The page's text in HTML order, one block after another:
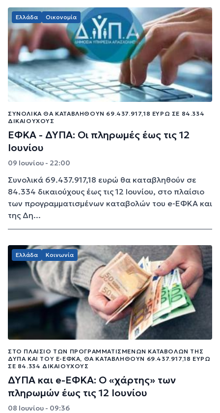
Ελλάδα Οικονομία
ΣΥΝΟΛΙΚΆ ΘΑ ΚΑΤΑΒΛΗΘΟΎΝ 69.437.917,18 ΕΥΡΏ ΣΕ 84.334
ΔΙΚΑΙΟΎΧΟΥΣ
ΕΦΚΑ - ΔΥΠΑ: Οι πληρωμές έως τις 12
Ιουνίου
09 Ιουνίου - 22:00
Συνολικά 69.437.917,18 ευρώ θα καταβληθούν σε
84.334 δικαιούχους έως τις 12 Ιουνίου, στο πλαίσιο
των προγραμματισμένων καταβολών του e-ΕΦΚΑ και
της Δη...
Ελλάδα Κοινωνία
ΣΤΟ ΠΛΑΊΣΙΟ ΤΩΝ ΠΡΟΓΡΑΜΜΑΤΙΣΜΈΝΩΝ ΚΑΤΑΒΟΛΏΝ ΤΗΣ
ΔΥΠΑ ΚΑΙ ΤΟΥ E-ΕΦΚΑ, ΘΑ ΚΑΤΑΒΛΗΘΟΎΝ 69.437.917,18 ΕΥΡΏ
ΣΕ 84.334 ΔΙΚΑΙΟΎΧΟΥΣ
ΔΥΠΑ και e-ΕΦΚΑ: Ο «χάρτης» των
πληρωμών έως τις 12 Ιουνίου
08 Ιουνίου - 09:36